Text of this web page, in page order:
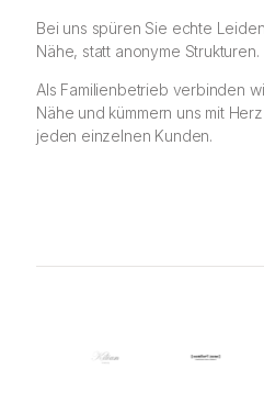
Bei uns spüren Sie echte
Nähe, statt anonyme Strukturen.
Als Familienbetrieb verbinden
Nähe und kümmern uns mit
jeden einzelnen Kunden.